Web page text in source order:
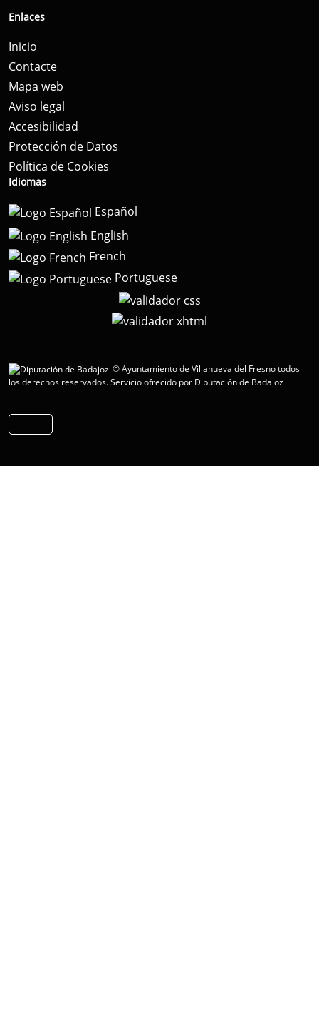
Enlaces
Inicio
Contacte
Mapa web
Aviso legal
Accesibilidad
Protección de Datos
Política de Cookies
Idiomas
Español
English
French
Portuguese
© Ayuntamiento de Villanueva del Fresno todos
los derechos reservados.Servicio ofrecido por Diputación de Badajoz